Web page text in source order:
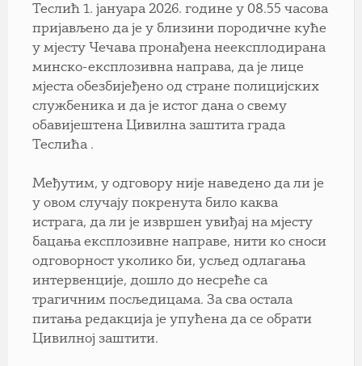
Теслић 1. јануара 2026. године у 08.55 часова
пријављено да је у близини породичне куће
у мјесту Чечава пронађена неексплодирана
минско-експлозивна направа, да је лице
мјеста обезбијеђено од стране полицијских
службеника и да је истог дана о свему
обавијештена Цивилна заштита града
Теслића .
Међутим, у одговору није наведено да ли је
у овом случају покренута било каква
истрага, да ли је извршен увиђај на мјесту
бацања експлозивне направе, нити ко сноси
одговорност уколико би, усљед одлагања
интервенције, дошло до несреће са
трагичним посљедицама. За сва остала
питања редакција је упућена да се обрати
Цивилној заштити.